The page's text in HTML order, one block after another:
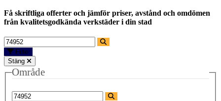
Få skriftliga offerter och jämför priser, avstånd och omdömen
från kvalitetsgodkända verkstäder i din stad
Filter
Stäng
Område